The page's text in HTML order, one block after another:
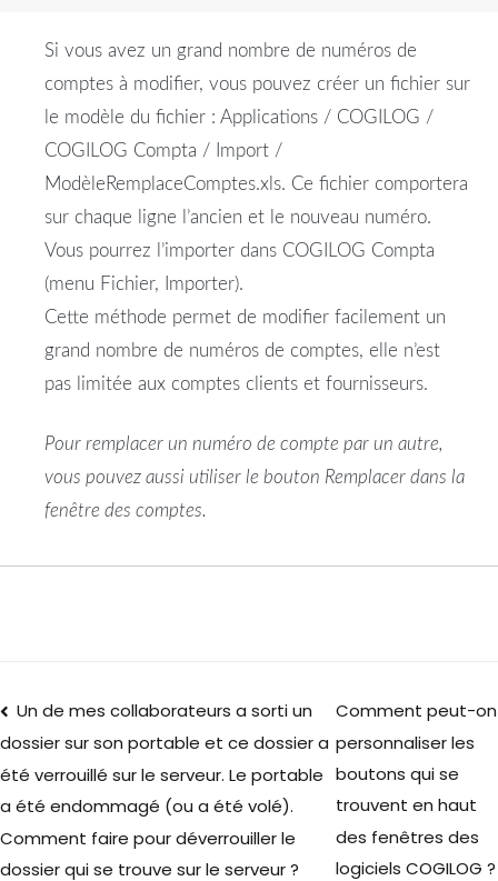
Si vous avez un grand nombre de numéros de
comptes à modifier, vous pouvez créer un fichier sur
le modèle du fichier : Applications / COGILOG /
COGILOG Compta / Import /
ModèleRemplaceComptes.xls. Ce fichier comportera
sur chaque ligne l’ancien et le nouveau numéro.
Vous pourrez l’importer dans COGILOG Compta
(menu Fichier, Importer).
Cette méthode permet de modifier facilement un
grand nombre de numéros de comptes, elle n’est
pas limitée aux comptes clients et fournisseurs.
Pour remplacer un numéro de compte par un autre,
vous pouvez aussi utiliser le bouton Remplacer dans la
fenêtre des comptes.
Un de mes collaborateurs a sorti un
dossier sur son portable et ce dossier a
été verrouillé sur le serveur. Le portable
a été endommagé (ou a été volé).
Comment faire pour déverrouiller le
dossier qui se trouve sur le serveur ?
Comment peut-on
personnaliser les
boutons qui se
trouvent en haut
des fenêtres des
logiciels COGILOG ?